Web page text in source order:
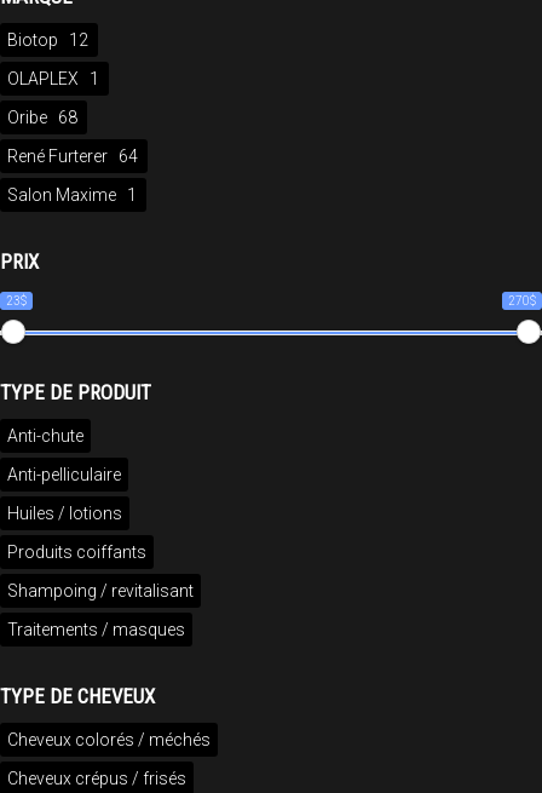
Biotop
12
OLAPLEX
1
Oribe
68
René Furterer
64
Salon Maxime
1
PRIX
23$ 270$
TYPE DE PRODUIT
Anti-chute
Anti-pelliculaire
Huiles / lotions
Produits coiffants
Shampoing / revitalisant
Traitements / masques
TYPE DE CHEVEUX
Cheveux colorés / méchés
Cheveux crépus / frisés